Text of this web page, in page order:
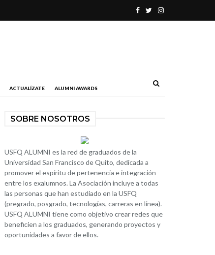
ACTUALÍZATE ALUMNI AWARDS
SOBRE NOSOTROS
USFQ ALUMNI es la red de graduados de la
Universidad San Francisco de Quito, dedicada a
promover el espíritu de pertenencia e integración
entre los exalumnos. La Asociación incluye a todas
las personas que han estudiado en la USFQ
(pregrado, posgrado, tecnologías, carreras en línea).
USFQ ALUMNI tiene como objetivo crear redes que
beneficien a los graduados, generando proyectos y
oportunidades a favor de ellos.